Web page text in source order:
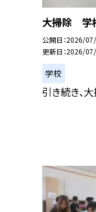
大掃除 学
公開日 2026/
更新日 2026/
学校
引き続き、